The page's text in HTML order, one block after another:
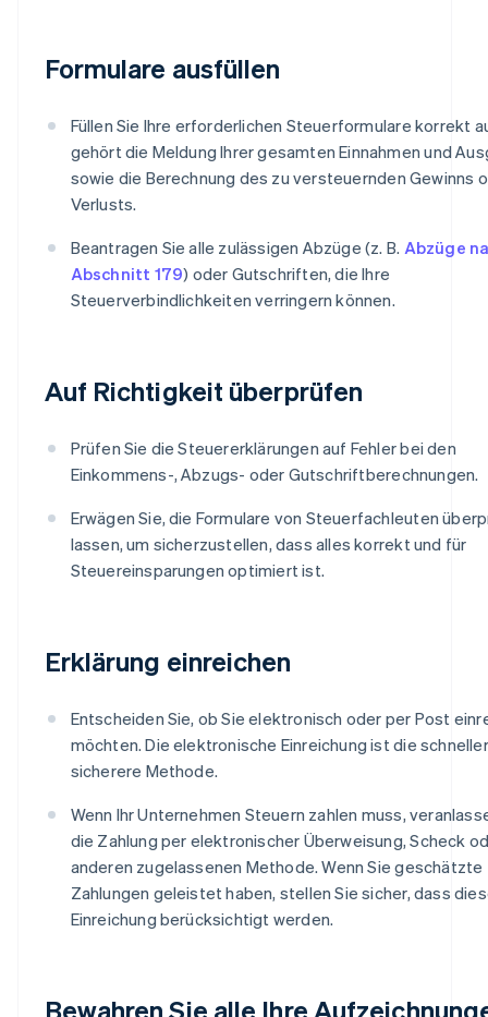
Formulare ausfüllen
Füllen Sie Ihre erforderlichen Steuerformulare korrekt
gehört die Meldung Ihrer gesamten Einnahmen und
sowie die Berechnung des zu versteuernden Gewinns
Verlusts.
Beantragen Sie alle zulässigen Abzüge (z. B. Abzüge
Abschnitt 179) oder Gutschriften, die Ihre
Steuerverbindlichkeiten verringern können.
Auf Richtigkeit überprüfen
Prüfen Sie die Steuererklärungen auf Fehler bei den
Einkommens-, Abzugs- oder Gutschriftberechnungen.
Erwägen Sie, die Formulare von Steuerfachleuten
lassen, um sicherzustellen, dass alles korrekt und für
Steuereinsparungen optimiert ist.
Erklärung einreichen
Entscheiden Sie, ob Sie elektronisch oder per Post
möchten. Die elektronische Einreichung ist die
sicherere Methode.
Wenn Ihr Unternehmen Steuern zahlen muss,
die Zahlung per elektronischer Überweisung, Scheck
anderen zugelassenen Methode. Wenn Sie geschätzte
Zahlungen geleistet haben, stellen Sie sicher, dass
Einreichung berücksichtigt werden.
Bewahren Sie alle Ihre